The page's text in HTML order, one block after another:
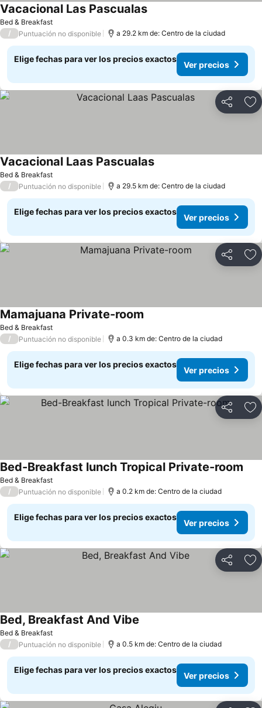
Bed & Breakfast
Vacacional Las Pascualas
/ Puntuación no disponible a 29.2 km de: Centro de la ciudad
Elige fechas para ver los precios exactos
Ver precios
Compartir
Bed & Breakfast
Vacacional Laas Pascualas
/ Puntuación no disponible a 29.5 km de: Centro de la ciudad
Elige fechas para ver los precios exactos
Ver precios
Compartir
Bed & Breakfast
Mamajuana Private-room
/ Puntuación no disponible a 0.3 km de: Centro de la ciudad
Elige fechas para ver los precios exactos
Ver precios
Compartir
Bed & Breakfast
Bed-Breakfast lunch Tropical Private-room
/ Puntuación no disponible a 0.2 km de: Centro de la ciudad
Elige fechas para ver los precios exactos
Ver precios
Compartir
Bed & Breakfast
Bed, Breakfast And Vibe
/ Puntuación no disponible a 0.5 km de: Centro de la ciudad
Elige fechas para ver los precios exactos
Ver precios